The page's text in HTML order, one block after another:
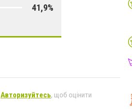
41,9%
Авторизуйтесь, щоб оцінити